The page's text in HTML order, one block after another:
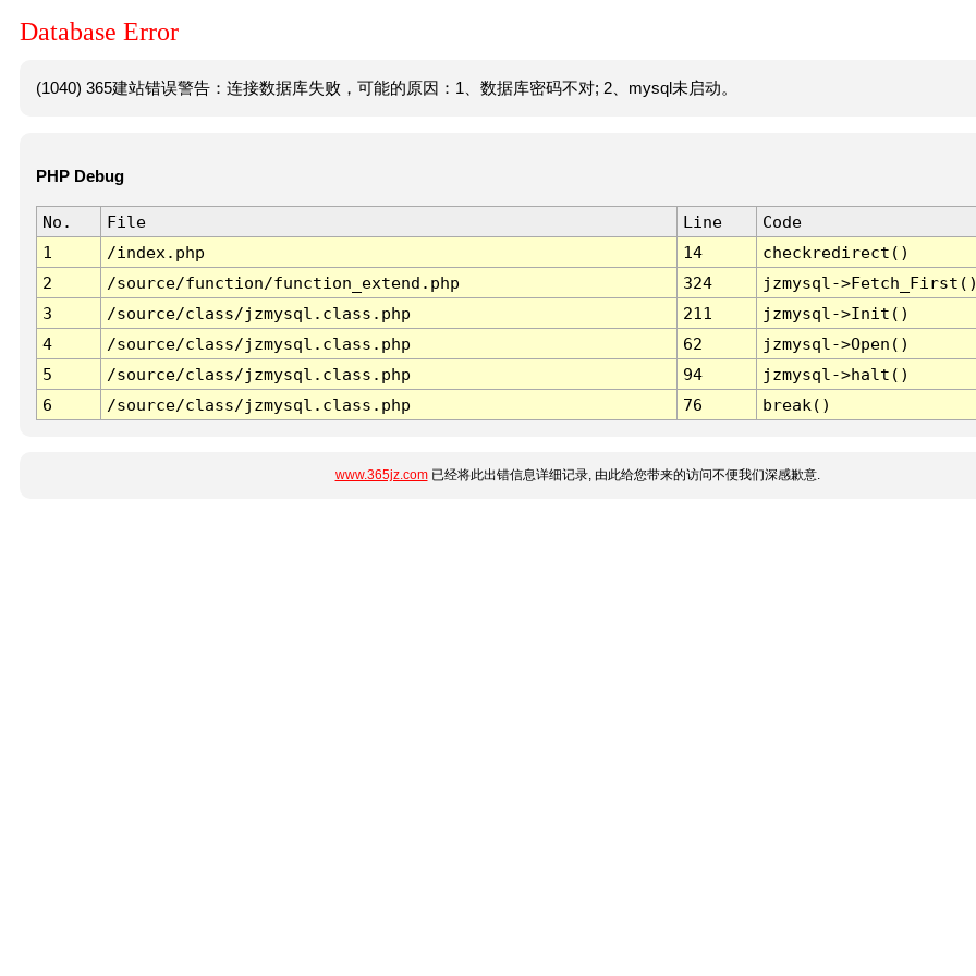
Database Error
(1040) 365建站错误警告：连接数据库失败，可能的原因：1、数据库密码不对; 2、mysql未启动。
PHP Debug
No. File Line
Code
1
/index.php 14
checkredirect()
2
/source/function/function_extend.php 324
jzmysql-
3
/source/class/jzmysql.class.php 211
jzmysql->Init()
4
/source/class/jzmysql.class.php 62
jzmysql->Open()
5
/source/class/jzmysql.class.php 94
jzmysql->halt()
6
/source/class/jzmysql.class.php 76 break()
www.365jz.com已经将此出错信息详细记录, 由此给您带来的访问不便我们深感歉意.